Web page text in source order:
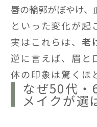
唇の輪郭がぼやけ、
といった変化が起
実はこれらは、 老
逆に言えば、眉と
体の印象は驚くほ
なぜ50代・
メイクが選